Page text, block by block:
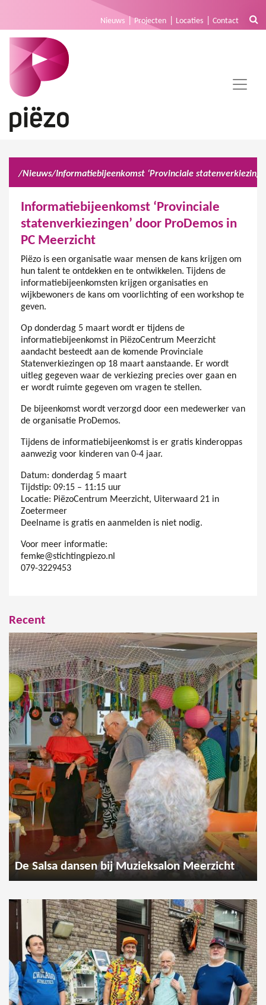
Nieuws Projecten Locaties Contact
/Nieuws/
Informatiebijeenkomst ‘Provinciale
statenverkiezingen’ door ProDemos in
PC Meerzicht
Piëzo is een organisatie waar mensen de kans krijgen om
hun talent te ontdekken en te ontwikkelen. Tijdens de
informatiebijeenkomsten krijgen organisaties en
wijkbewoners de kans om voorlichting of een workshop te
geven.
Op donderdag 5 maart wordt er tijdens de
informatiebijeenkomst in PiëzoCentrum Meerzicht
aandacht besteedt aan de komende Provinciale
Statenverkiezingen op 18 maart aanstaande. Er wordt
uitleg gegeven waar de verkiezing precies over gaan en
er wordt ruimte gegeven om vragen te stellen.
De bijeenkomst wordt verzorgd door een medewerker van
de organisatie ProDemos.
Tijdens de informatiebijeenkomst is er gratis kinderoppas
aanwezig voor kinderen van 0-4 jaar.
Datum: donderdag 5 maart
Tijdstip: 09:15 – 11:15 uur
Locatie: PiëzoCentrum Meerzicht, Uiterwaard 21 in
Zoetermeer
Deelname is gratis en aanmelden is niet nodig.
Voor meer informatie:
femke@stichtingpiezo.nl
079-3229453
Recent
De Salsa dansen bij Muzieksalon Meerzicht